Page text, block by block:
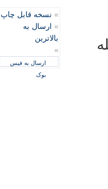
» نسخه قابل چاپ
» ارسال به
بالاترین
»
ارسال به فیس
بوک